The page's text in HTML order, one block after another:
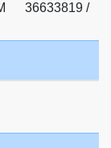
36633819 /